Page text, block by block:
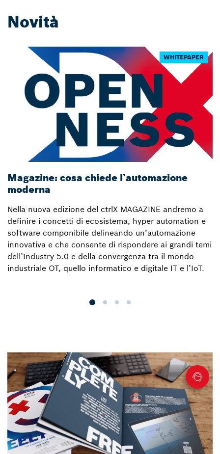
Novità
Magazine: cosa chiede l’automazione
moderna
Nella nuova edizione del ctrlX MAGAZINE andremo a
definire i concetti di ecosistema, hyper automation e
software componibile delineando un’automazione
innovativa e che consente di rispondere ai grandi temi
dell’Industry 5.0 e della convergenza tra il mondo
industriale OT, quello informatico e digitale IT e l’IoT.
WHITEPAPER